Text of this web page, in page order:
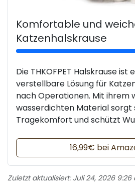
Komfortable und
Katzenhalskrause
Die THKOFPET Halskrause ist
verstellbare Lösung für
nach Operationen. Mit ihrem
wasserdichten Material sorgt
Tragekomfort und schützt
16,99€ bei
Zuletzt aktualisiert: Juli 24, 2026 9:26